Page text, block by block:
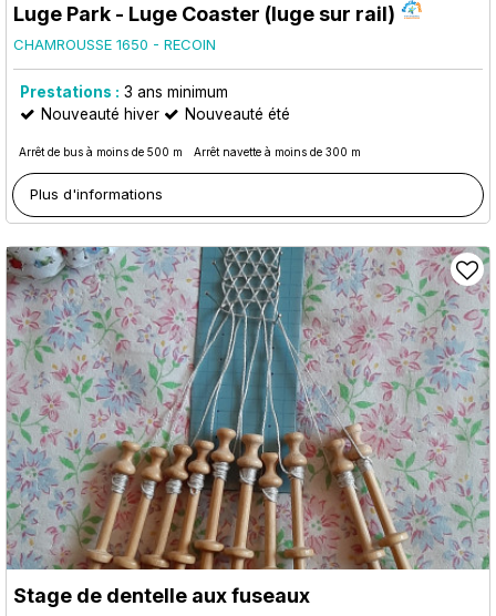
Luge Park - Luge Coaster (luge sur rail)
CHAMROUSSE 1650 - RECOIN
Prestations : 3 ans minimum
Nouveauté hiver
Nouveauté été
Arrêt de bus à moins de 500 m Arrêt navette à moins de 300 m
Plus d'informations
Stage de dentelle aux fuseaux